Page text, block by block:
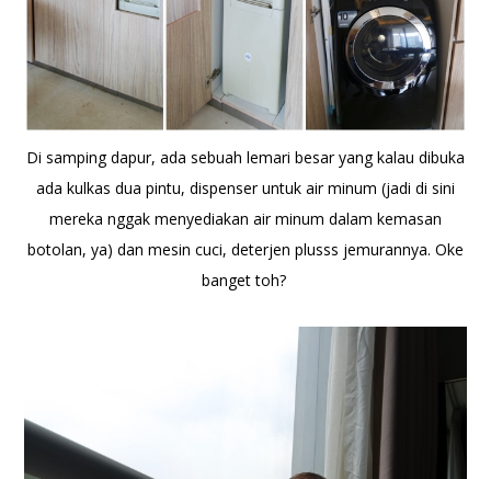
Di samping dapur, ada sebuah lemari besar yang kalau dibuka
ada kulkas dua pintu, dispenser untuk air minum (jadi di sini
mereka nggak menyediakan air minum dalam kemasan
botolan, ya) dan mesin cuci, deterjen plusss jemurannya. Oke
banget toh?